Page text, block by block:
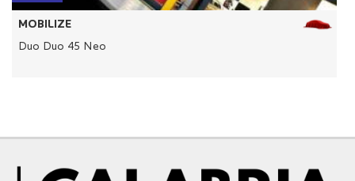
MOBILIZE
Duo Duo 45 Neo